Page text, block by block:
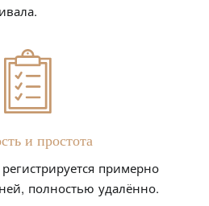
и простота
примерно
полностью удалённо.